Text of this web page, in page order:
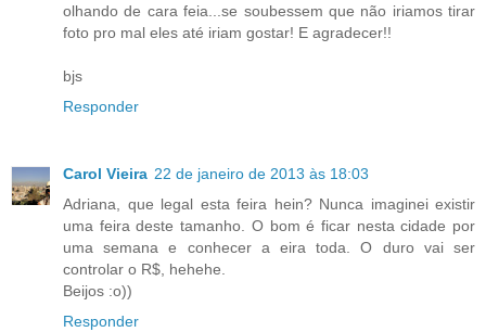
olhando de cara feia...se soubessem que não iriamos tirar
foto pro mal eles até iriam gostar! E agradecer!!
bjs
Responder
Carol Vieira 22 de janeiro de 2013 às 18:03
Adriana, que legal esta feira hein? Nunca imaginei existir
uma feira deste tamanho. O bom é ficar nesta cidade por
uma semana e conhecer a eira toda. O duro vai ser
controlar o R$, hehehe.
Beijos :o))
Responder